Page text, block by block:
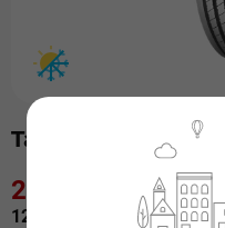
Taitong HS101 315/
20 000 ₸ / 6 мес.
120 000 ₸